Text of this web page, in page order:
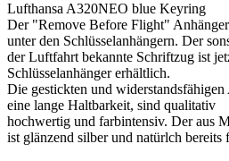
Lufthansa A320NEO blue Keyring
Der "Remove Before Flight"
unter den Schlüsselanhängern. Der
der Luftfahrt bekannte Schriftzug ist
Schlüsselanhänger erhältlich.
Die gestickten und
eine lange Haltbarkeit, sind qualitativ
hochwertig und farbintensiv. Der aus
ist glänzend silber und natürlch bereits